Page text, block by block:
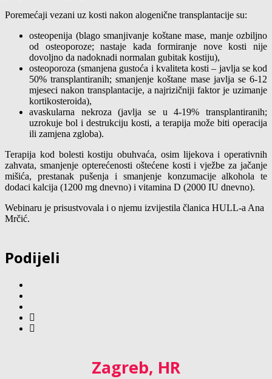
Poremećaji vezani uz kosti nakon alogenične transplantacije su:
osteopenija (blago smanjivanje koštane mase, manje ozbiljno
od osteoporoze; nastaje kada formiranje nove kosti nije
dovoljno da nadoknadi normalan gubitak kostiju),
osteoporoza (smanjena gustoća i kvaliteta kosti – javlja se kod
50% transplantiranih; smanjenje koštane mase javlja se 6-12
mjeseci nakon transplantacije, a najrizičniji faktor je uzimanje
kortikosteroida),
avaskularna nekroza (javlja se u 4-19% transplantiranih;
uzrokuje bol i destrukciju kosti, a terapija može biti operacija
ili zamjena zgloba).
Terapija kod bolesti kostiju obuhvaća, osim lijekova i operativnih
zahvata, smanjenje opterećenosti oštećene kosti i vježbe za jačanje
mišića, prestanak pušenja i smanjenje konzumacije alkohola te
dodaci kalcija (1200 mg dnevno) i vitamina D (2000 IU dnevno).
Webinaru je prisustvovala i o njemu izvijestila članica HULL-a Ana
Mrčić.
Podijeli
Zagreb, HR